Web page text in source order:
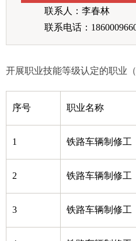
联系人：李春林
联系电话：
开展职业技能等级认定的职业（
序号 职业名称
1 铁路车辆制修工
2 铁路车辆制修工
3 铁路车辆制修工